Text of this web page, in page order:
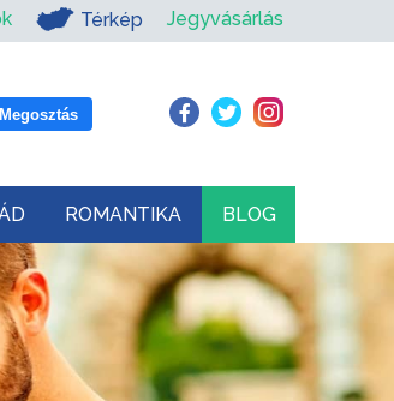
Térkép Jegyvásárlás
Megosztás
ROMANTIKA BLOG